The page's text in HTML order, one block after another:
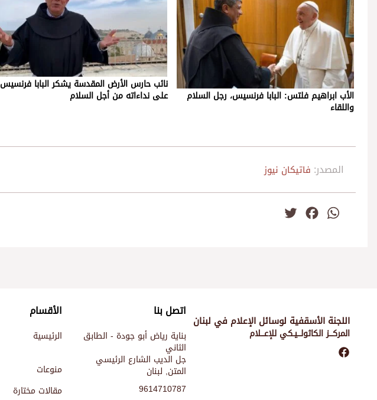
الأب ابراهيم فلتس: البابا فرنسيس، رجل السلام
واللقاء
نائب حارس الأرض المقدسة يشكر البابا فرنسيس
على نداءاته من أجل السلام
المصدر: فاتيكان نيوز
WhatsApp
Facebook
اللجنة الأسقفية لوسائل الإعلام في لبنان
المركـــز الكاثولـــيـكي للإعـــلام
اتصل بنا
بناية رياض أبو جودة - الطابق
الثاني
جل الديب الشارع الرئيسي
المتن, لبنان
9614710787
الأقسام
الرئيسية
منوعات
مقالات مختارة